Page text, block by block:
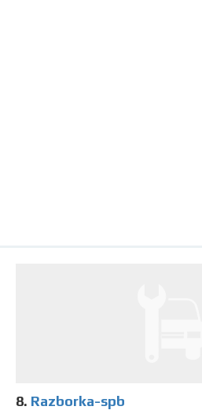
8. Razborka-spb